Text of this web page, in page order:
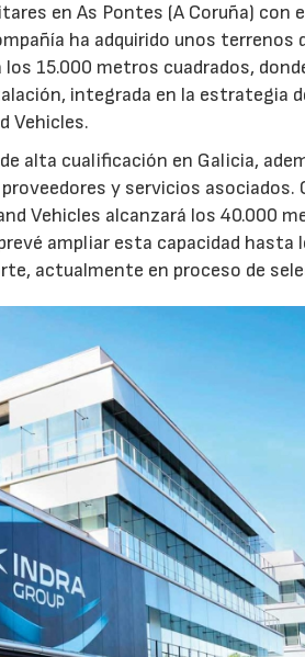
en As Pontes (A Coruña) con
ha adquirido unos terrenos
15.000 metros cuadrados,
integrada en la estrategia
Vehicles.
alta cualificación en Galicia,
y servicios asociados.
Vehicles alcanzará los 40.000
ampliar esta capacidad hasta
actualmente en proceso de